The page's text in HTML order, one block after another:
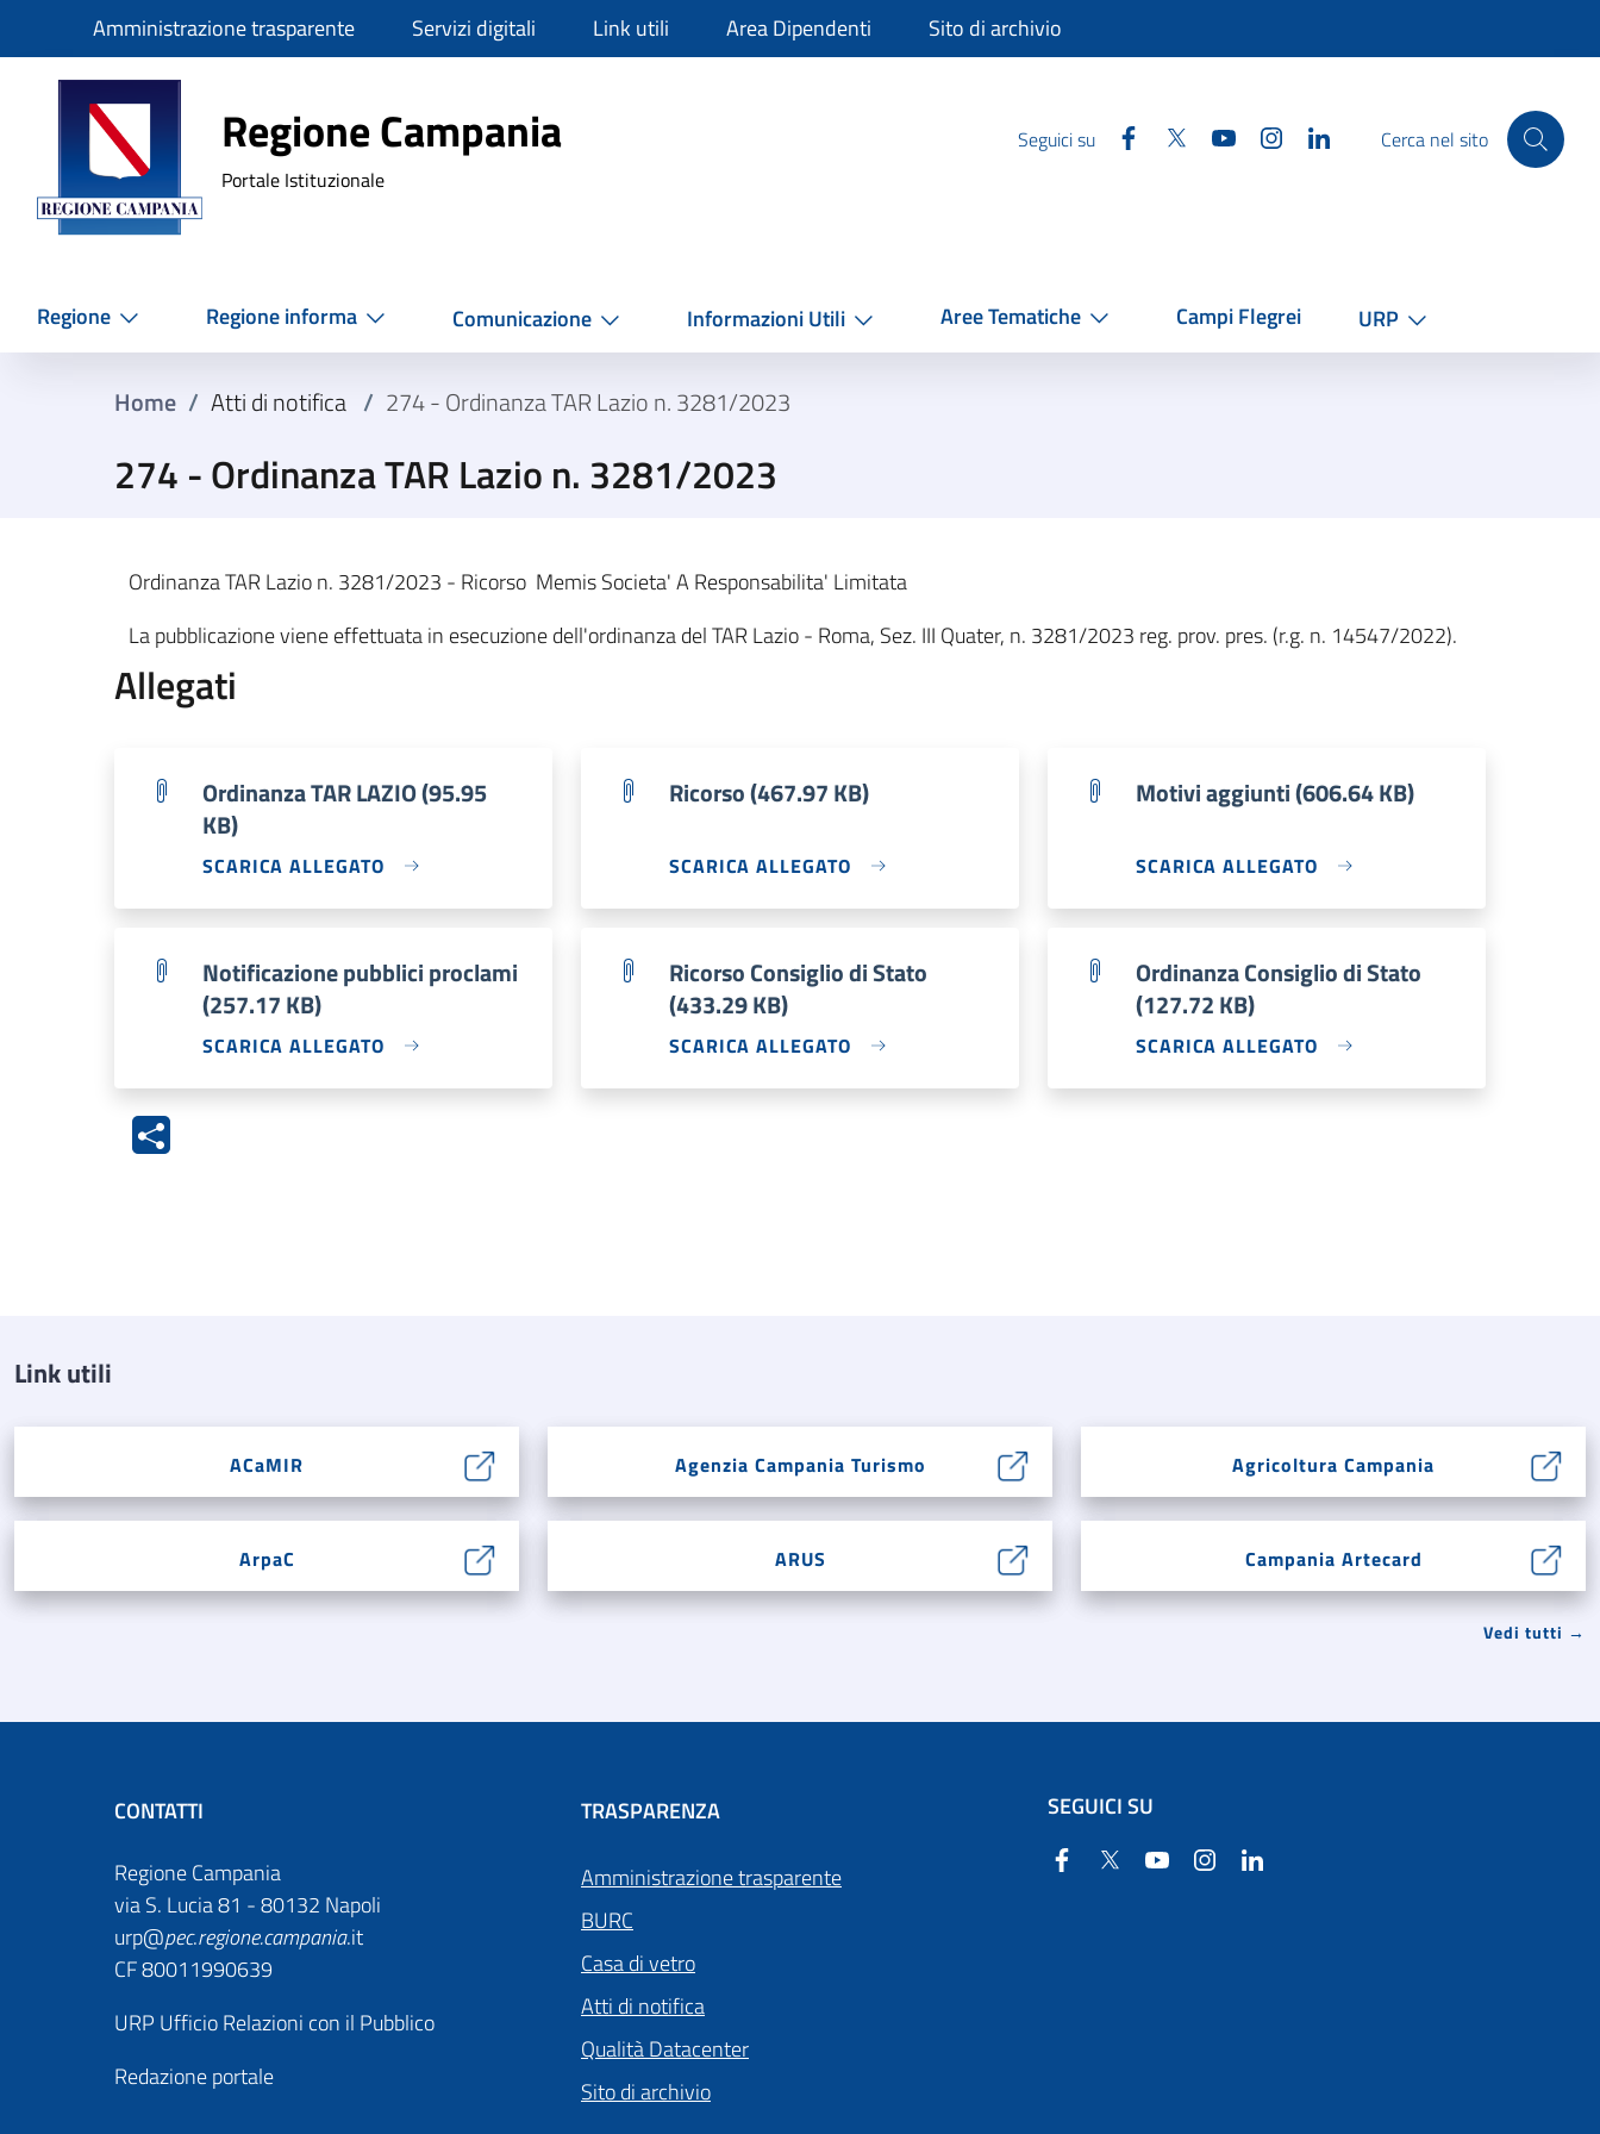
SlimAmministrazione trasparente Servizi digitali Link utili Area Dipendenti Sito di archivio
Regione Campania
Regione Campania
Portale Istituzionale
Seguici su Facebook
Twitter YouTube InstagramLinkedinCerca nel sito
Regione Regione informa Comunicazione Informazioni Utili Aree Tematiche Campi Flegrei URP
Home / Atti di notifica / 274 - Ordinanza TAR Lazio n. 3281/2023
274 - Ordinanza TAR Lazio n. 3281/2023
Ordinanza TAR Lazio n. 3281/2023 - Ricorso Memis Societa' A Responsabilita' Limitata
La pubblicazione viene effettuata in esecuzione dell'ordinanza del TAR Lazio - Roma, Sez. III Quater, n. 3281/2023 reg. prov. pres. (r.g. n. 14547/2022).
Allegati
Ordinanza TAR LAZIO (95.95
KB)
SCARICA ALLEGATO
Ricorso (467.97 KB)
SCARICA ALLEGATO
Motivi aggiunti (606.64 KB)
SCARICA ALLEGATO
Notificazione pubblici proclami
(257.17 KB)
SCARICA ALLEGATO
Ricorso Consiglio di Stato
(433.29 KB)
SCARICA ALLEGATO
Ordinanza Consiglio di Stato
(127.72 KB)
SCARICA ALLEGATO
Link utili
ACaMIR Agenzia Campania Turismo Agricoltura Campania
ArpaC ARUS Campania Artecard
Vedi tutti →
CONTATTI
Regione Campania
via S. Lucia 81 - 80132 Napoli
urp@pec.regione.campania.it
CF 80011990639
URP Ufficio Relazioni con il Pubblico
Redazione portale
TRASPARENZA
Amministrazione trasparente
BURC
Casa di vetro
Atti di notifica
Qualità Datacenter
Sito di archivio
SEGUICI SU
Facebook
Twitter YouTube Instagram